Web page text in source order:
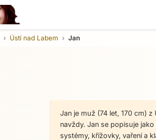
Ústí nad Labem Jan
Jan je muž (74 let, 170 cm)
navždy. Jan se popisuje
systémy, křížovky, vaření a